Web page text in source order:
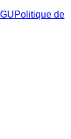
Politique de